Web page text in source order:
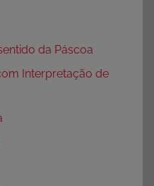
da Páscoa
Interpretação de